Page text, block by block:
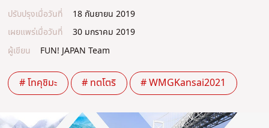
ปรับปรุงเมื่อวันที่
18 กันยายน 2019
เผยแพร่เมื่อวันที่
30 มกราคม 2019
ผู้เขียน
FUN! JAPAN Team
# โทคุชิมะ # ทตโตริ # WMGKansai2021